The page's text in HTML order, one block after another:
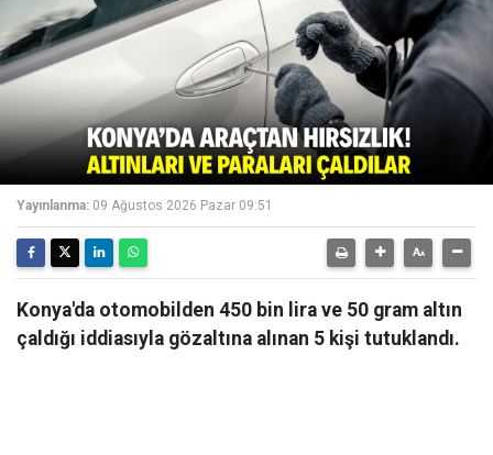
Yayınlanma: 09 Ağustos 2026 Pazar 09:51
Konya'da otomobilden 450 bin lira ve 50 gram altın
çaldığı iddiasıyla gözaltına alınan 5 kişi tutuklandı.